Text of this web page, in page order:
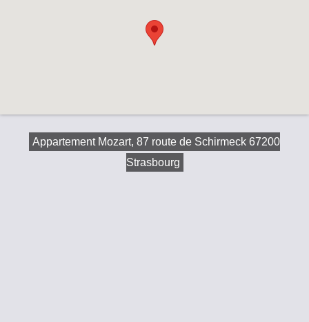
Appartement Mozart, 87 route de Schirmeck 67200
Strasbourg